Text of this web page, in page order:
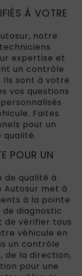
À VOTRE
notre
expertise et
un contrôle
Ils sont à votre
vos questions
Faites
pour un
qualité.
POUR UN
de qualité à
Autosur met à
à la pointe
de diagnostic
vérifier tous
véhicule en
un contrôle
de la direction,
pour une